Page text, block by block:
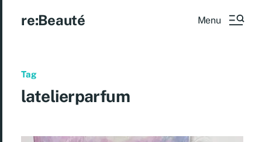
re:Beauté Menu
Tag
latelierparfum